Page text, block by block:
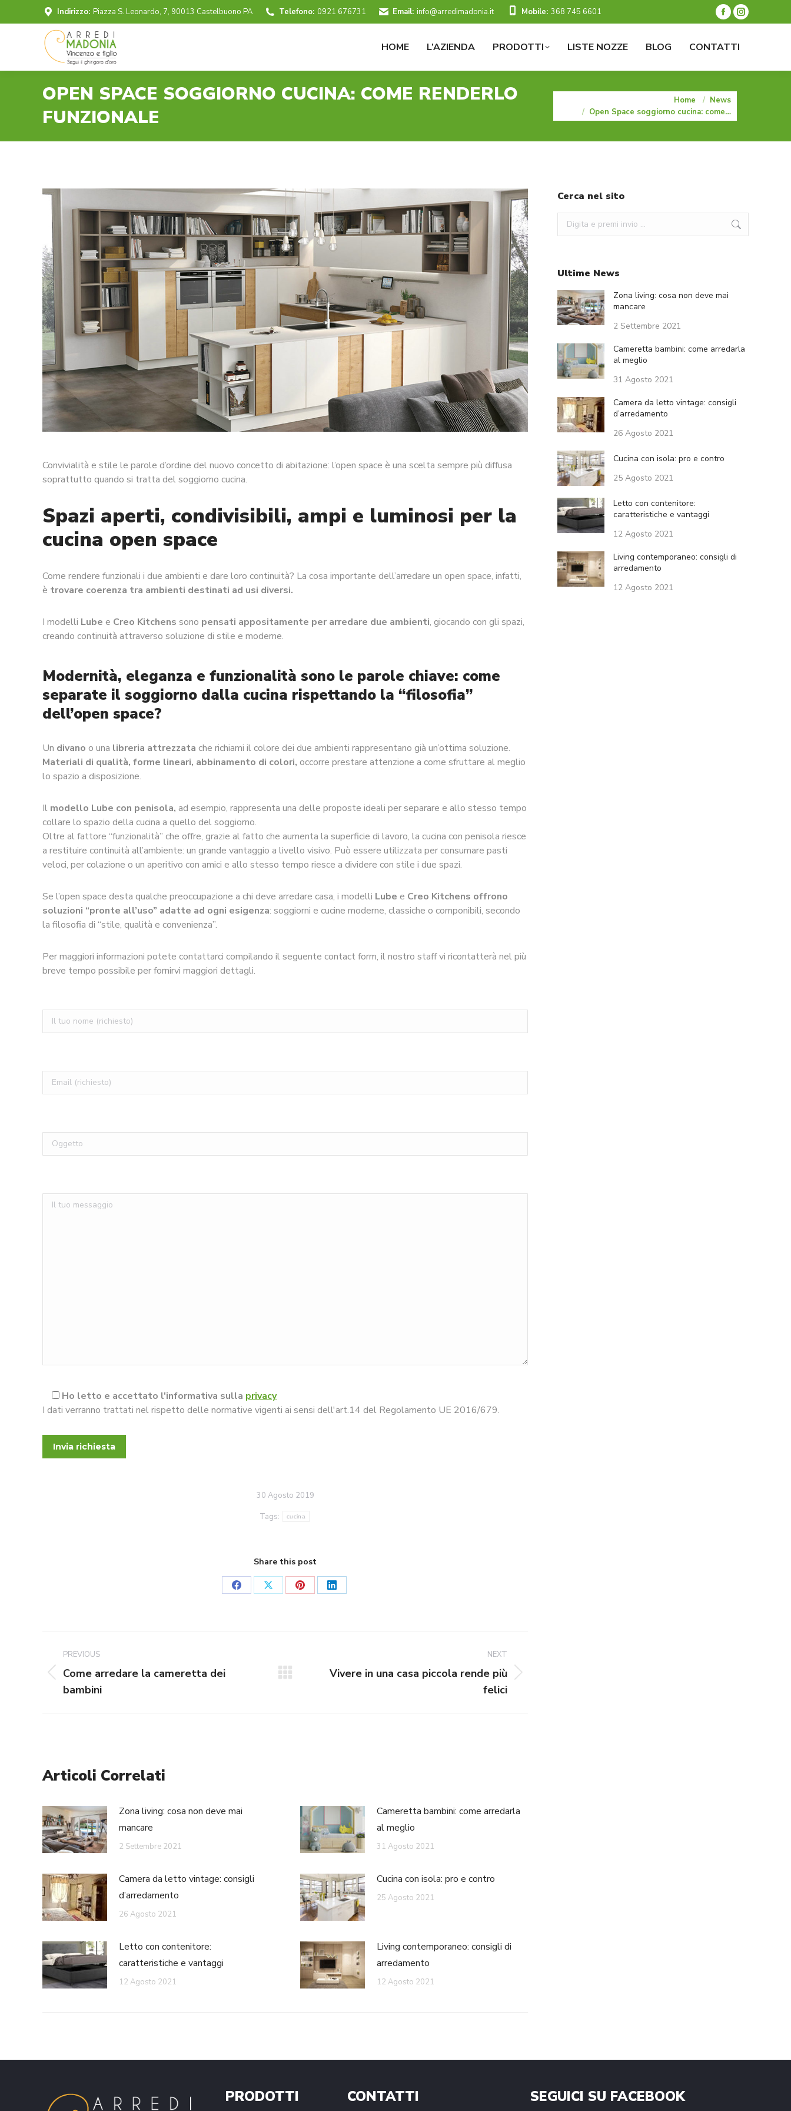
Indirizzo: Piazza S. Leonardo, 7, 90013 Castelbuono PA Telefono: 0921 676731 Email: info@arredimadonia.it Mobile: 368 745 6601
Facebook
opens
window
Instagram
HOME L’AZIENDA PRODOTTI LISTE NOZZE BLOG CONTATTI
OPEN SPACE SOGGIORNO CUCINA: COME RENDERLO
FUNZIONALE
Home
News
Open Space soggiorno cucina: come…
Convivialità e stile le parole d’ordine del nuovo concetto di abitazione: l’open space è una scelta sempre più diffusa
soprattutto quando si tratta del soggiorno cucina.
Spazi aperti, condivisibili, ampi e luminosi per la
cucina open space
Come rendere funzionali i due ambienti e dare loro continuità? La cosa importante dell’arredare un open space, infatti,
è trovare coerenza tra ambienti destinati ad usi diversi.
I modelli Lube e Creo Kitchens sono pensati appositamente per arredare due ambienti, giocando con gli spazi,
creando continuità attraverso soluzione di stile e moderne.
Modernità, eleganza e funzionalità sono le parole chiave: come
separate il soggiorno dalla cucina rispettando la “filosofia”
dell’open space?
Un divano o una libreria attrezzata che richiami il colore dei due ambienti rappresentano già un’ottima soluzione.
Materiali di qualità, forme lineari, abbinamento di colori, occorre prestare attenzione a come sfruttare al meglio
lo spazio a disposizione.
Il modello Lube con penisola, ad esempio, rappresenta una delle proposte ideali per separare e allo stesso tempo
collare lo spazio della cucina a quello del soggiorno.
Oltre al fattore “funzionalità” che offre, grazie al fatto che aumenta la superficie di lavoro, la cucina con penisola riesce
a restituire continuità all’ambiente: un grande vantaggio a livello visivo. Può essere utilizzata per consumare pasti
veloci, per colazione o un aperitivo con amici e allo stesso tempo riesce a dividere con stile i due spazi.
Se l’open space desta qualche preoccupazione a chi deve arredare casa, i modelli Lube e Creo Kitchens offrono
soluzioni “pronte all’uso” adatte ad ogni esigenza: soggiorni e cucine moderne, classiche o componibili, secondo
la filosofia di “stile, qualità e convenienza”.
Per maggiori informazioni potete contattarci compilando il seguente contact form, il nostro staff vi ricontatterà nel più
breve tempo possibile per fornirvi maggiori dettagli.
Ho letto e accettato l'informativa sulla privacy
I dati verranno trattati nel rispetto delle normative vigenti ai sensi dell'art.14 del Regolamento UE 2016/679.
30 Agosto 2019
Tags:
cucina
Share this post
Share
Share
Share
Share
navigation
PREVIOUS
Previous
post:
Come arredare la cameretta dei
bambini
NEXT
Vivere in una casa piccola rende più
felici
Articoli Correlati
Zona living: cosa non deve mai
mancare
2 Settembre 2021
Cameretta bambini: come arredarla
al meglio
31 Agosto 2021
Camera da letto vintage: consigli
d’arredamento
26 Agosto 2021
Cucina con isola: pro e contro
25 Agosto 2021
Letto con contenitore:
caratteristiche e vantaggi
12 Agosto 2021
Living contemporaneo: consigli di
arredamento
12 Agosto 2021
Cerca nel sito
Search:
Ultime News
Zona living: cosa non deve mai
mancare
2 Settembre 2021
Cameretta bambini: come arredarla
al meglio
31 Agosto 2021
Camera da letto vintage: consigli
d’arredamento
26 Agosto 2021
Cucina con isola: pro e contro
25 Agosto 2021
Letto con contenitore:
caratteristiche e vantaggi
12 Agosto 2021
Living contemporaneo: consigli di
arredamento
12 Agosto 2021
PRODOTTI CONTATTI SEGUICI SU FACEBOOK